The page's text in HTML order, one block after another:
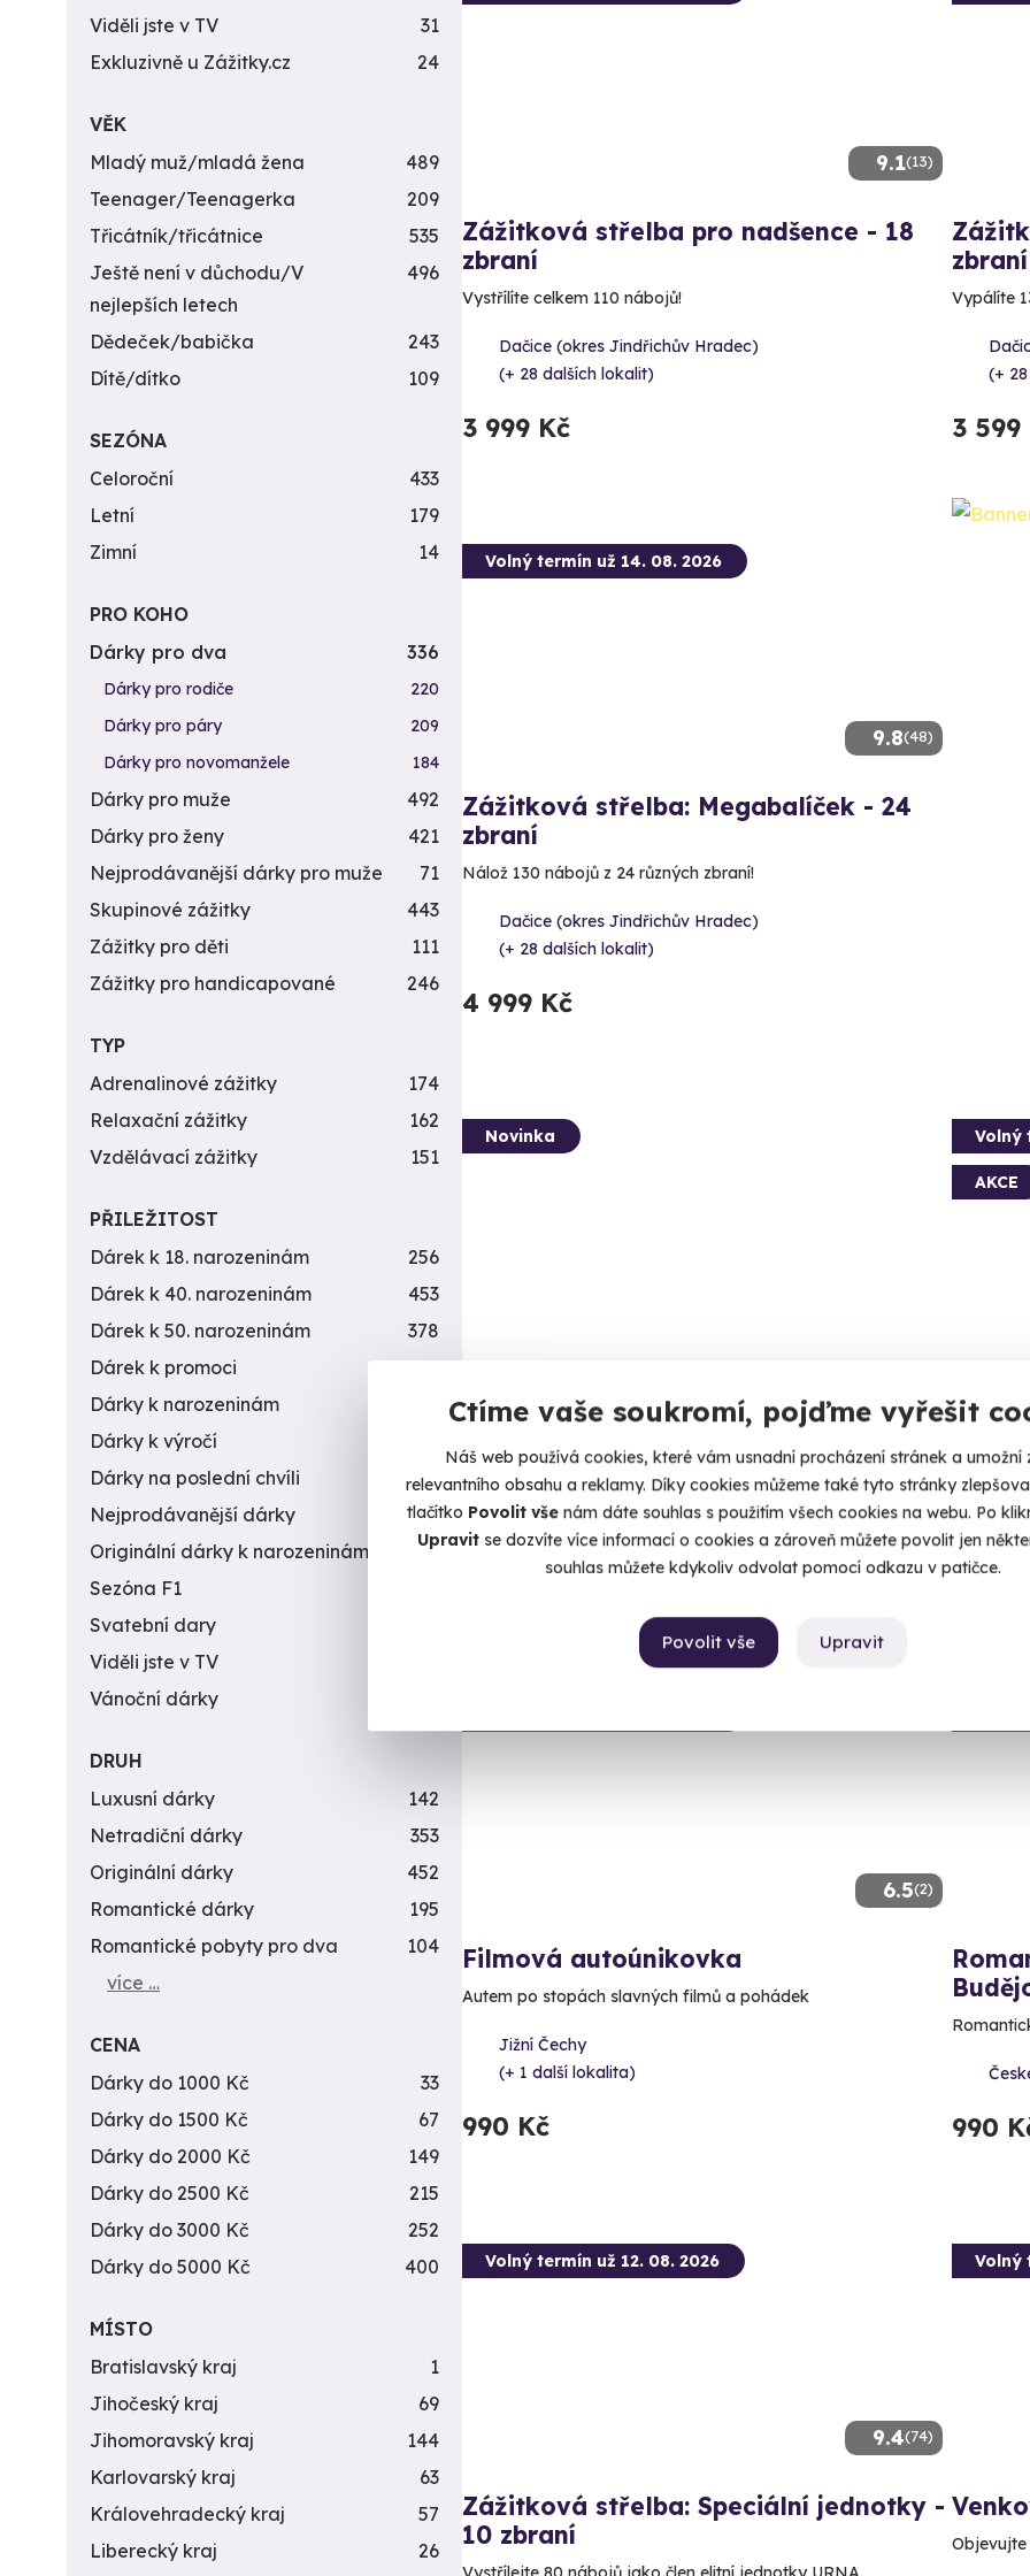
Ctíme vaše soukromí, pojďme vyřešit
Náš web používá cookies, které vám usnadní procházení stránek a umožní
relevantního obsahu a reklamy. Díky cookies můžeme také tyto stránky
tlačítko Povolit vše nám dáte souhlas s použitím všech cookies na webu. Po
Upravitse dozvíte více informací o cookies a zároveň můžete povolit jen
souhlas můžete kdykoliv odvolat pomocí odkazu v patičce.
Upravit
Povolit vše
9.1(13)
Zážitková střelba pro nadšence - 18
zbraní
Vystřílíte celkem 110 nábojů!
Dačice (okres Jindřichův Hradec)
(+ 28 dalších lokalit)
3 999 Kč
zbraní
Vypálíte
(+
3 599
9.8(48)
Volný termín už 14. 08. 2026
Zážitková střelba: Megabalíček - 24
zbraní
Nálož 130 nábojů z 24 různých zbraní!
Dačice (okres Jindřichův Hradec)
(+ 28 dalších lokalit)
4 999 Kč
Novinka
podezřelý
Odhalte pravdu ukrytou v ulicích města.
České Budějovice
(+ 6 dalších lokalit)
1 190 Kč
Volný
AKCE
Ponořte
(+ 5
990 Kč
890
6.5(2)
Filmová autoúnikovka
Autem po stopách slavných filmů a pohádek
Jižní Čechy
(+ 1 další lokalita)
990 Kč 990
9.4(74)
Volný termín už 12. 08. 2026
Zážitková střelba: Speciální jednotky -
10 zbraní
Volný
Viděli jste v TV
31
Exkluzivně u Zážitky.cz
24
VĚK
Mladý muž/mladá žena
489
Teenager/Teenagerka
209
Třicátník/třicátnice
535
Ještě není v důchodu/V
nejlepších letech
496
Dědeček/babička
243
Dítě/dítko
109
SEZÓNA
Celoroční
433
Letní
179
Zimní
14
PRO KOHO
Dárky pro dva
336
Dárky pro rodiče
220
Dárky pro páry
209
Dárky pro novomanžele
184
Dárky pro muže
492
Dárky pro ženy
421
Nejprodávanější dárky pro muže
71
Skupinové zážitky
443
Zážitky pro děti
111
Zážitky pro handicapované
246
TYP
Adrenalinové zážitky
174
Relaxační zážitky
162
Vzdělávací zážitky
151
PŘILEŽITOST
Dárek k 18. narozeninám
256
Dárek k 40. narozeninám
453
Dárek k 50. narozeninám
378
Dárek k promoci
245
Dárky k narozeninám
Dárky k výročí
Dárky na poslední chvíli
450
Nejprodávanější dárky
56
Originální dárky k narozeninám
422
Sezóna F1
Svatební dary
Viděli jste v TV
Vánoční dárky
DRUH
Luxusní dárky
142
Netradiční dárky
353
Originální dárky
452
Romantické dárky
195
Romantické pobyty pro dva
104
více …
CENA
Dárky do 1000 Kč
33
Dárky do 1500 Kč
67
Dárky do 2000 Kč
149
Dárky do 2500 Kč
215
Dárky do 3000 Kč
252
Dárky do 5000 Kč
400
MÍSTO
Bratislavský kraj
1
Jihočeský kraj
69
Jihomoravský kraj
144
Karlovarský kraj
63
Královehradecký kraj
57
Liberecký kraj
26